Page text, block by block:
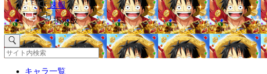
速報
掲示板
キャラ一覧